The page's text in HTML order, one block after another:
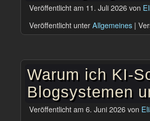
Veröffentlicht am 11. Juli 2026von
Veröffentlicht unterAllgemeines |
Warum ich KI-
Blogsystemen
Veröffentlicht am 6. Juni 2026von